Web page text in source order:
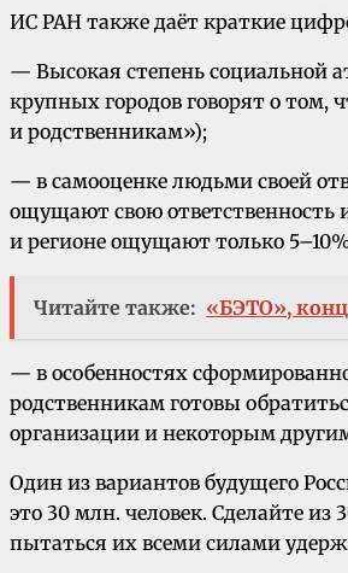
ИС РАН также даёт краткие
— Высокая степень социальной
крупных городов говорят о том,
и родственникам»);
— в самооценке людьми своей
ощущают свою ответственность
и регионе ощущают только
Читайте также: «БЭТО»,
— в особенностях
родственникам готовы
организации и некоторым
Один из вариантов будущего
это 30 млн. человек. Сделайте
пытаться их всеми силами